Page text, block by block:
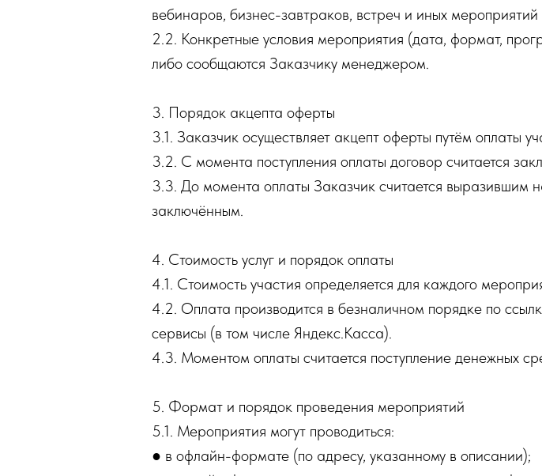
вебинаров, бизнес-завтраков, встреч и иных
2.2. Конкретные условия мероприятия (дата, формат,
либо сообщаются Заказчику менеджером.
3. Порядок акцепта оферты
3.1. Заказчик осуществляет акцепт оферты путём оплаты
3.2. С момента поступления оплаты договор считается
3.3. До момента оплаты Заказчик считается выразившим
заключённым.
4. Стоимость услуг и порядок оплаты
4.1. Стоимость участия определяется для каждого
4.2. Оплата производится в безналичном порядке по
сервисы (в том числе Яндекс.Касса).
4.3. Моментом оплаты считается поступление денежных
5. Формат и порядок проведения мероприятий
5.1. Мероприятия могут проводиться:
● в офлайн-формате (по адресу, указанному в описании);